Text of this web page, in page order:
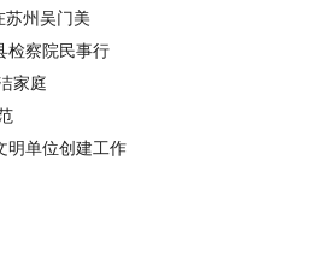
州吴门美
检察院民事行
家庭
明单位创建工作